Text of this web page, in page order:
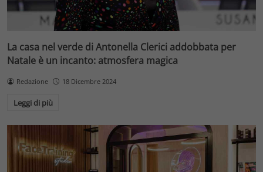
La casa nel verde di Antonella Clerici addobbata per
Natale è un incanto: atmosfera magica
Redazione 18 Dicembre 2024
Leggi di più